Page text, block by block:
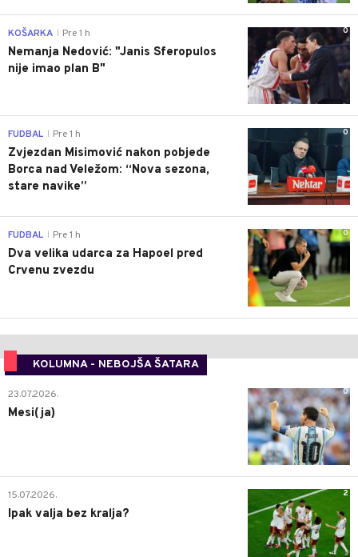
0
KOŠARKA Pre 1 h
Nemanja Nedović: "Janis Sferopulos
nije imao plan B"
0
FUDBAL Pre 1 h
Zvjezdan Misimović nakon pobjede
Borca nad Veležom: “Nova sezona,
stare navike”
0
FUDBAL Pre 1 h
Dva velika udarca za Hapoel pred
Crvenu zvezdu
KOLUMNA - NEBOJŠA ŠATARA
0
23.07.2026.
Mesi(ja)
2
15.07.2026.
Ipak valja bez kralja?